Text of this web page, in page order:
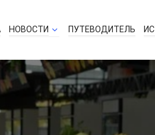
НОВОСТИ ПУТЕВОДИТЕЛЬ